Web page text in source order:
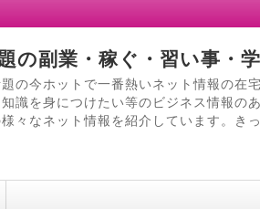
の副業・稼ぐ・習い事・
の今ホットで一番熱いネット情報の
識を身につけたい等のビジネス情報
々なネット情報を紹介しています。き